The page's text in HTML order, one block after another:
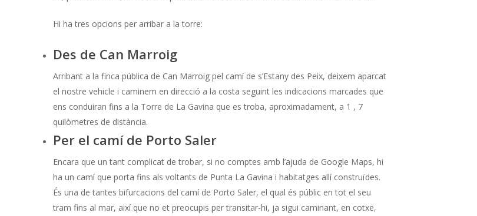
Hi ha tres opcions per arribar a la torre:
Des de Can Marroig
Arribant a la finca pública de Can Marroig pel camí de s’Estany des Peix, deixem aparcat
el nostre vehicle i caminem en direcció a la costa seguint les indicacions marcades que
ens conduiran fins a la Torre de La Gavina que es troba, aproximadament, a 1 , 7
quilòmetres de distància.
Per el camí de Porto Saler
Encara que un tant complicat de trobar, si no comptes amb l’ajuda de Google Maps, hi
ha un camí que porta fins als voltants de Punta La Gavina i habitatges allí construïdes.
És una de tantes bifurcacions del camí de Porto Saler, el qual és públic en tot el seu
tram fins al mar, així que no et preocupis per transitar-hi, ja sigui caminant, en cotxe,